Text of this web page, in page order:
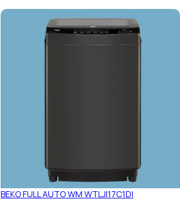
BEKO FULL AUTO WM WTLJI17C1DI